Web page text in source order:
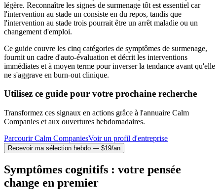
légère. Reconnaître les signes de surmenage tôt est essentiel car
l'intervention au stade un consiste en du repos, tandis que
l'intervention au stade trois pourrait être un arrêt maladie ou un
changement d'emploi.
Ce guide couvre les cinq catégories de symptômes de surmenage,
fournit un cadre d'auto-évaluation et décrit les interventions
immédiates et à moyen terme pour inverser la tendance avant qu'elle
ne s'aggrave en burn-out clinique.
Utilisez ce guide pour votre prochaine recherche
Transformez ces signaux en actions grâce à l'annuaire Calm
Companies et aux ouvertures hebdomadaires.
Parcourir Calm CompaniesVoir un profil d'entreprise
Recevoir ma sélection hebdo — $19/an
Symptômes cognitifs : votre pensée
change en premier